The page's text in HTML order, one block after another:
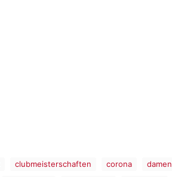
clubmeisterschaften corona damen